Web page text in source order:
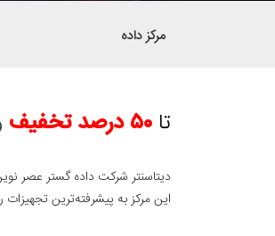
مرکز داده
تا ۵۰ درصد تخفیف
دیتاسنتر شرکت داده گستر عصر نوین (های وب) با سرمایه‌گذاری
این مرکز به پیشرفته‌ترین تجهیزات